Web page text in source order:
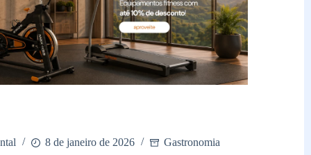
8 de janeiro de 2026 Gastronomia